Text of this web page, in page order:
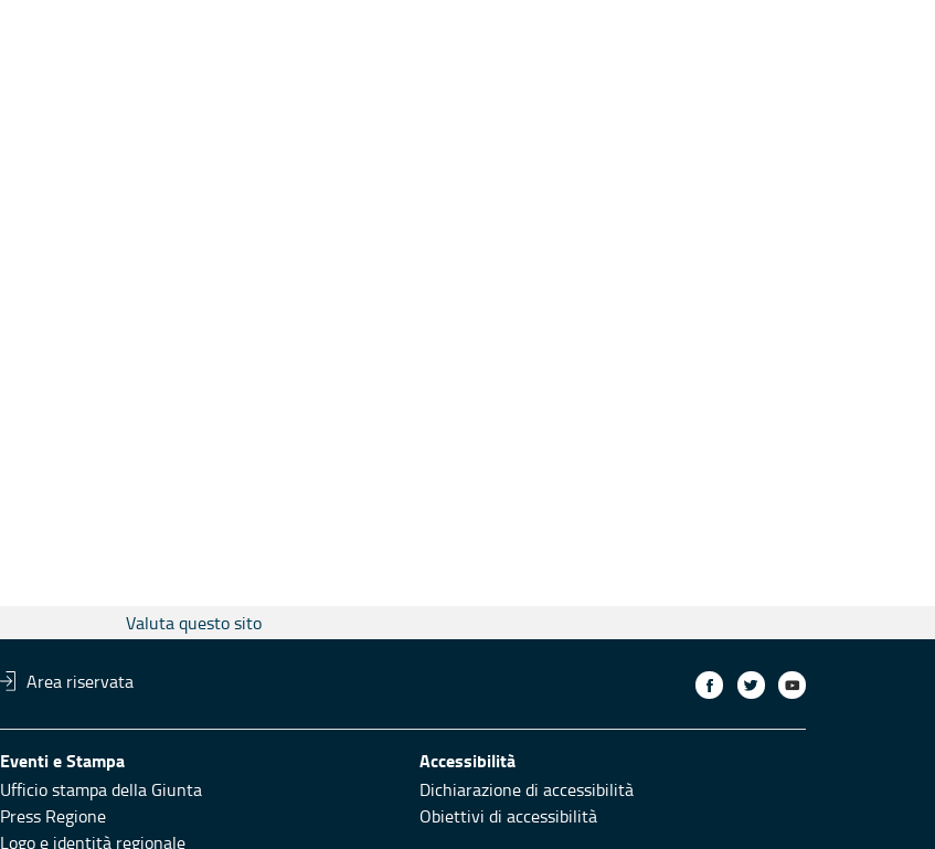
Valuta questo sito
Area riservata
Eventi e Stampa
Ufficio stampa della Giunta
Press Regione
Logo e identità regionale
Accessibilità
Dichiarazione di accessibilità
Obiettivi di accessibilità